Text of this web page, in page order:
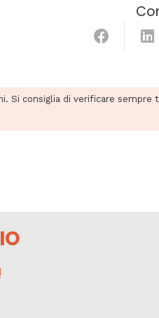
Si consiglia di verificare